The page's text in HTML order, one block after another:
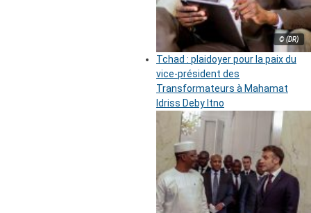
© (DR)
Tchad : plaidoyer pour la paix du
vice-président des
Transformateurs à Mahamat
Idriss Deby Itno